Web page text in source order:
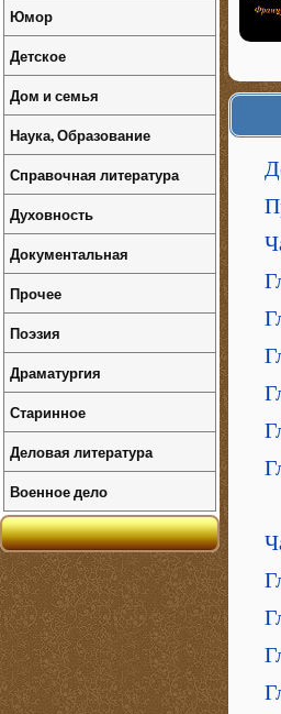
Юмор
Детское
Дом и семья
Наука, Образование
Справочная литература
Духовность
Документальная
Прочее
Поэзия
Драматургия
Старинное
Деловая литература
Военное дело